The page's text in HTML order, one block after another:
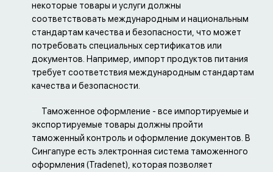
некоторые товары и услуги должны
соответствовать международным и национальным
стандартам качества и безопасности, что может
потребовать специальных сертификатов или
документов. Например, импорт продуктов питания
требует соответствия международным стандартам
качества и безопасности.
Таможенное оформление - все импортируемые и
экспортируемые товары должны пройти
таможенный контроль и оформление документов. В
Сингапуре есть электронная система таможенного
оформления (Tradenet), которая позволяет